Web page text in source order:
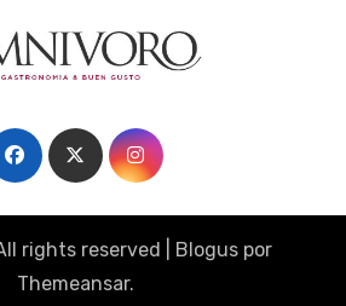
rights reserved Blogus por
Themeansar.